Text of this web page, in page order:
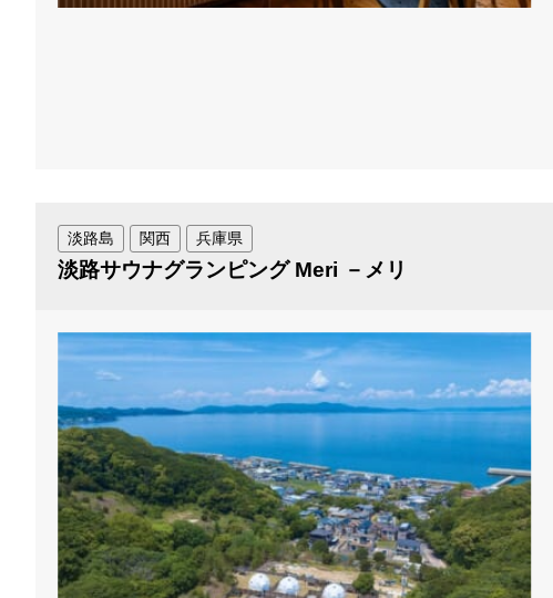
関西 兵庫県
淡路島
淡路サウナグランピング Meri －メリ